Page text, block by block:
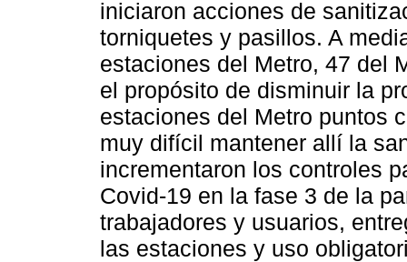
iniciaron acciones de
torniquetes y pasillos. A
estaciones del Metro, 47 del
el propósito de disminuir la
estaciones del Metro puntos
muy difícil mantener allí la
incrementaron los controles
Covid-19 en la fase 3 de la
trabajadores y usuarios,
las estaciones y uso